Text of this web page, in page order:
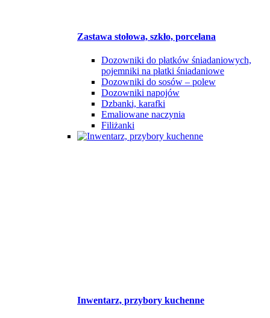
Zastawa stołowa, szkło, porcelana
Dozowniki do płatków śniadaniowych,
pojemniki na płatki śniadaniowe
Dozowniki do sosów – polew
Dozowniki napojów
Dzbanki, karafki
Emaliowane naczynia
Filiżanki
Inwentarz, przybory kuchenne